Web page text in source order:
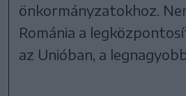
önkormányzatokhoz.
Románia a
az Unióban, a